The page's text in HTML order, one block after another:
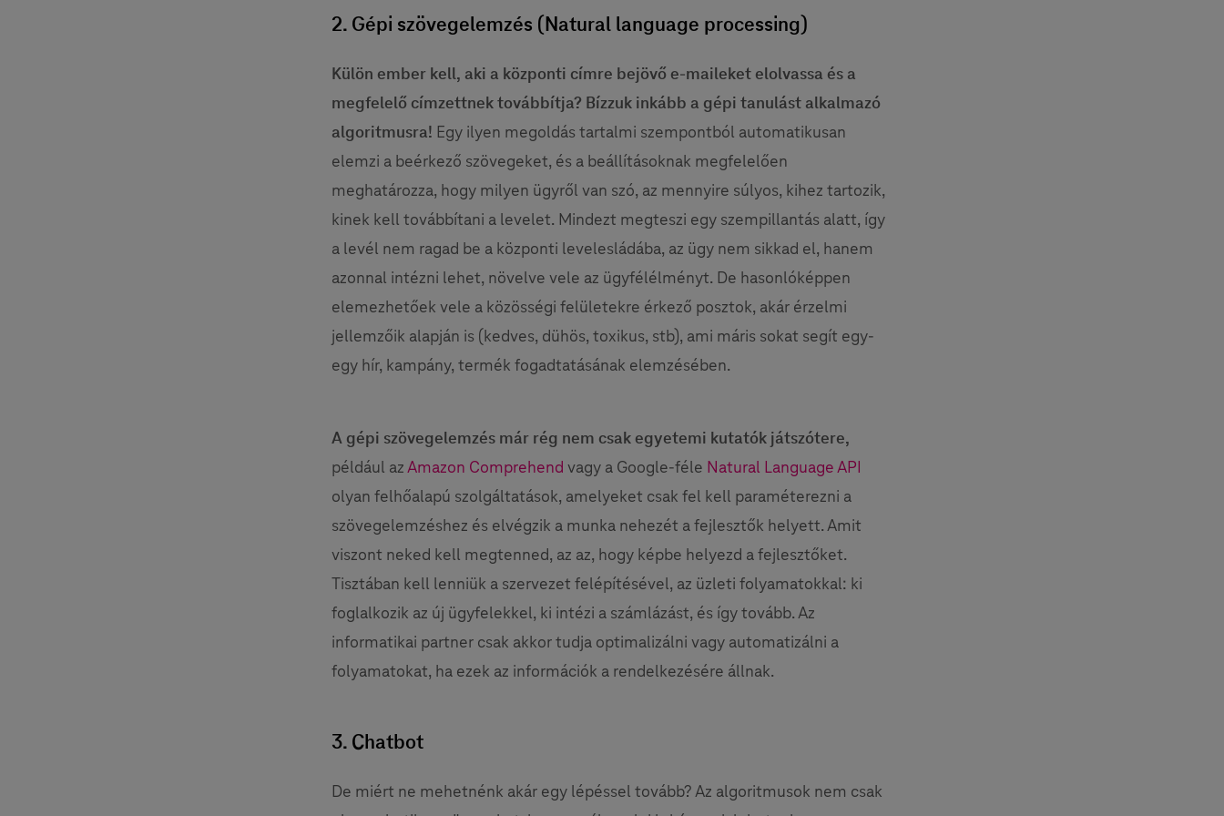
2. Gépi szövegelemzés (Natural language processing)
Külön ember kell, aki a központi címre bejövő e-maileket elolvassa és a
megfelelő címzettnek továbbítja? Bízzuk inkább a gépi tanulást alkalmazó
algoritmusra! Egy ilyen megoldás tartalmi szempontból automatikusan
elemzi a beérkező szövegeket, és a beállításoknak megfelelően
meghatározza, hogy milyen ügyről van szó, az mennyire súlyos, kihez tartozik,
kinek kell továbbítani a levelet. Mindezt megteszi egy szempillantás alatt, így
a levél nem ragad be a központi levelesládába, az ügy nem sikkad el, hanem
azonnal intézni lehet, növelve vele az ügyfélélményt. De hasonlóképpen
elemezhetőek vele a közösségi felületekre érkező posztok, akár érzelmi
jellemzőik alapján is (kedves, dühös, toxikus, stb), ami máris sokat segít egy-
egy hír, kampány, termék fogadtatásának elemzésében.
A gépi szövegelemzés már rég nem csak egyetemi kutatók játszótere,
például az Amazon Comprehend vagy a Google-féle Natural Language API
olyan felhőalapú szolgáltatások, amelyeket csak fel kell paraméterezni a
szövegelemzéshez és elvégzik a munka nehezét a fejlesztők helyett. Amit
viszont neked kell megtenned, az az, hogy képbe helyezd a fejlesztőket.
Tisztában kell lenniük a szervezet felépítésével, az üzleti folyamatokkal: ki
foglalkozik az új ügyfelekkel, ki intézi a számlázást, és így tovább. Az
informatikai partner csak akkor tudja optimalizálni vagy automatizálni a
folyamatokat, ha ezek az információk a rendelkezésére állnak.
3. Chatbot
De miért ne mehetnénk akár egy lépéssel tovább? Az algoritmusok nem csak